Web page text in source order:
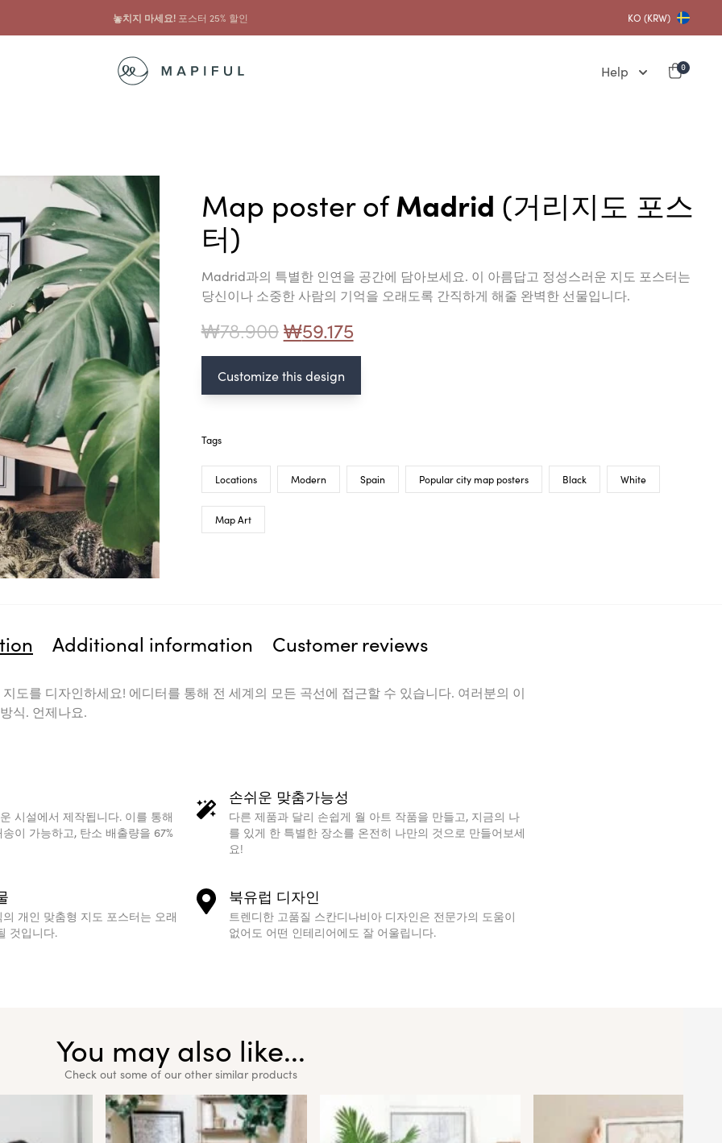
...그리고 그것과 함께프레임 10% 할인 KO (KRW)
Help 0
Map poster ofMadrid (거리지도 포스
터)
Madrid과의 특별한 인연을 공간에 담아보세요. 이 아름답고 정성스러운 지도 포스터는
당신이나 소중한 사람의 기억을 오래도록 간직하게 해줄 완벽한 선물입니다.
₩78.900₩59.175
Customize this design
Tags
Locations Modern Spain Popular city map posters Black White
Map Art
Additional information Customer reviews
도를 디자인하세요! 에디터를 통해 전 세계의 모든 곡선에 접근할 수 있습니다. 여러분의 이
식. 언제나요.
시설에서 제작됩니다. 이를 통해
이 가능하고, 탄소 배출량을 67%
손쉬운 맞춤가능성
다른 제품과 달리 손쉽게 월 아트 작품을 만들고, 지금의 나
를 있게 한 특별한 장소를 온전히 나만의 것으로 만들어보세
요!
개인 맞춤형 지도 포스터는 오래
것입니다.
북유럽 디자인
트렌디한 고품질 스칸디나비아 디자인은 전문가의 도움이
없어도 어떤 인테리어에도 잘 어울립니다.
You may also like...
Check out some of our other similar products